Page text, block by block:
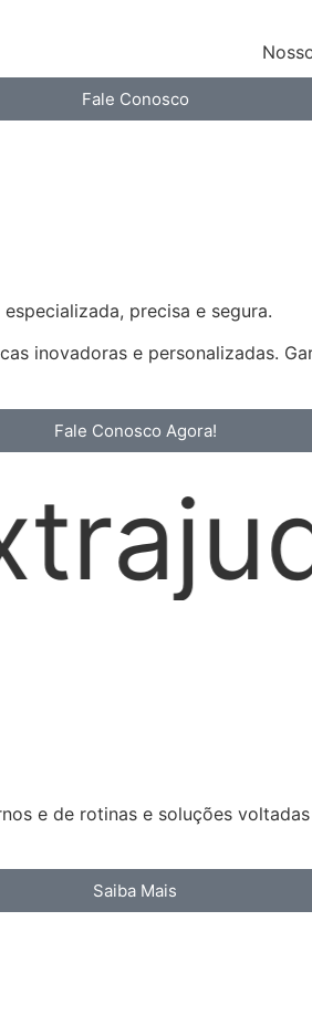
Fale Conosco
precisa e segura.
inovadoras e personalizadas.
Fale Conosco Agora!
e de rotinas e soluções
Saiba Mais